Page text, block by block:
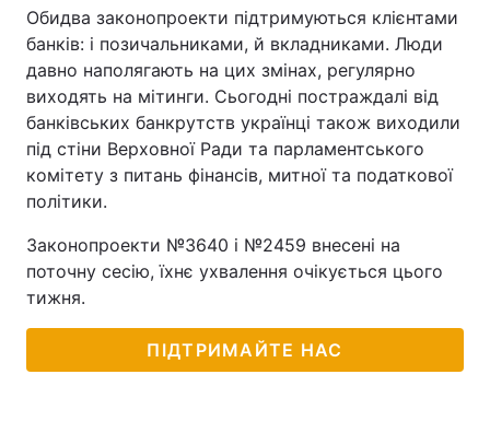
Обидва законопроекти підтримуються клієнтами
банків: і позичальниками, й вкладниками. Люди
давно наполягають на цих змінах, регулярно
виходять на мітинги. Сьогодні постраждалі від
банківських банкрутств українці також виходили
під стіни Верховної Ради та парламентського
комітету з питань фінансів, митної та податкової
політики.
Законопроекти №3640 і №2459 внесені на
поточну сесію, їхнє ухвалення очікується цього
тижня.
ПІДТРИМАЙТЕ НАС